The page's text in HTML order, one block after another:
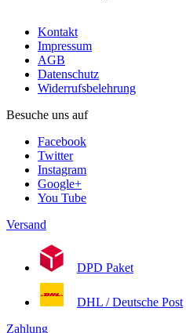
Kontakt
Impressum
AGB
Datenschutz
Widerrufsbelehrung
Besuche uns auf
Facebook
Twitter
Instagram
Google+
You Tube
Versand
DPD Paket
DHL / Deutsche Post
Zahlung